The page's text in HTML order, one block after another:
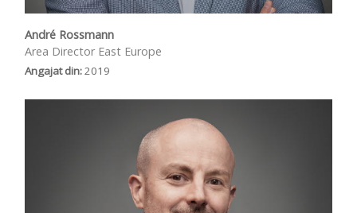
André Rossmann
Area Director East Europe
Angajat din:2019